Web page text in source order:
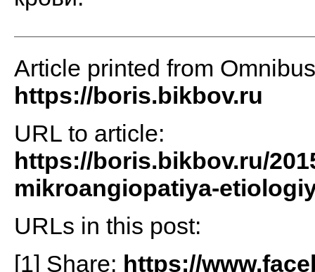
Article printed from
https://boris.bikbov.ru
URL to article:
https://boris.bikbov.ru/
mikroangiopatiya-
URLs in this post:
[1] Share: https://